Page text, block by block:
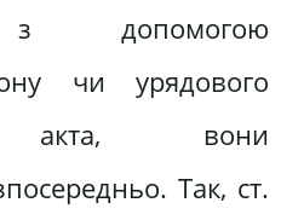
з допомогою
чи урядового
акта, вони
Так, ст.